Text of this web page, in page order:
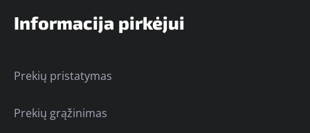
Informacija pirkėjui
Prekių pristatymas
Prekių grąžinimas